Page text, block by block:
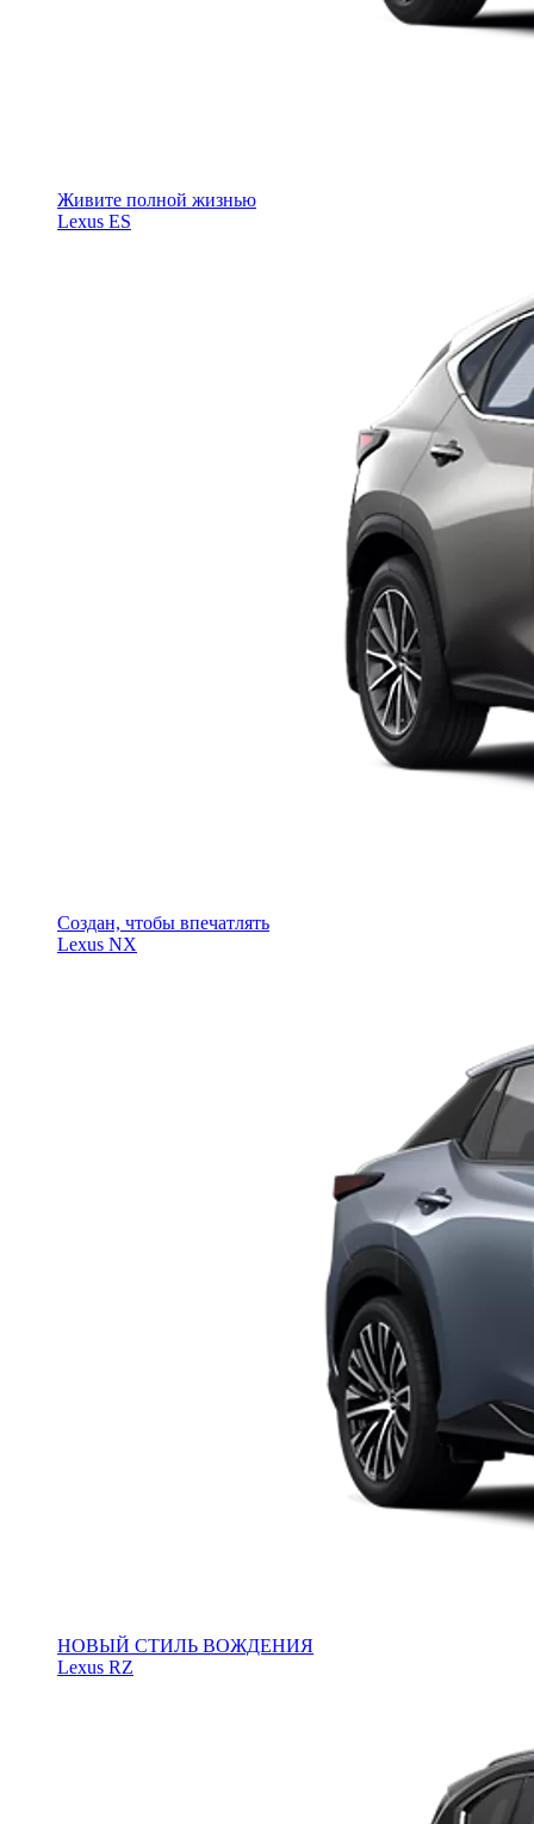
Живите полной жизнью
Lexus ES
Создан, чтобы впечатлять
Lexus NX
НОВЫЙ СТИЛЬ ВОЖДЕНИЯ
Lexus RZ